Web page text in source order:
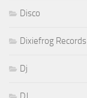
Disco
Dixiefrog Records
Dj